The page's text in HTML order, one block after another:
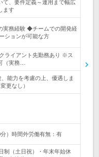
て、要件定義～運用まで幅広
ます
実務経験 ◆チームでの開発経
ションが可能な方
ライアント先勤務あり ※ス
（実務…
能力を考慮の上、優遇しま
更なし）
）時間外労働有無：有
制（土日祝）・年末年始休